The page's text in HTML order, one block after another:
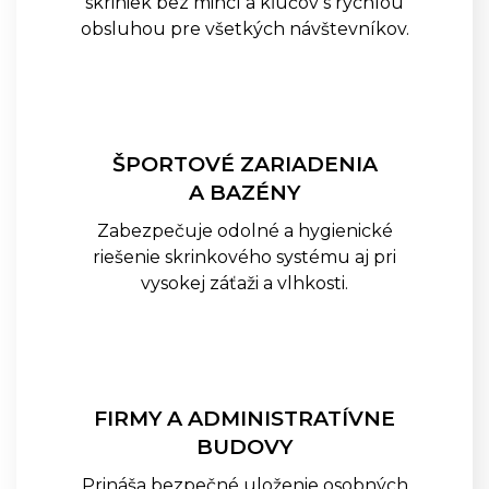
Batériové Skrinkové Zámky
GANTNER GL7p
Infoterminály GANTNER GT7
Infoterminály GANTNER GR7
GANTNER GWD7
Samoobslužné Termionály
GANTNER G7 RETURN
SLUŽBY
KATALÓG
obsluhou pre všetkých návštevníkov.
ŠPORTOVÉ ZARIADENIA
A BAZÉNY
Zabezpečuje odolné a hygienické
riešenie skrinkového systému aj pri
vysokej záťaži a vlhkosti.
FIRMY A ADMINISTRATÍVNE
BUDOVY
Prináša bezpečné uloženie osobných